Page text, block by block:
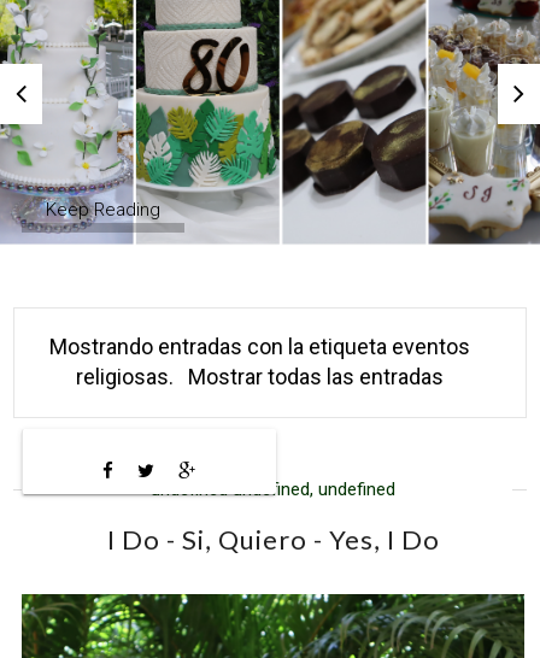
Keep Reading
Mostrando entradas con la etiqueta eventos
religiosas. Mostrar todas las entradas
undefined undefined, undefined
I Do - Si, Quiero - Yes, I Do